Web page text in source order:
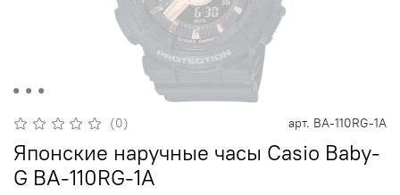
(0) арт. BA-110RG-1A
Японские наручные часы Casio Baby-
G BA-110RG-1A